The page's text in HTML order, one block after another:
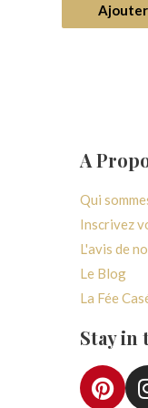
A
Qui
Inscrivez
L'avis de
Le Blog
La Fée
Stay in